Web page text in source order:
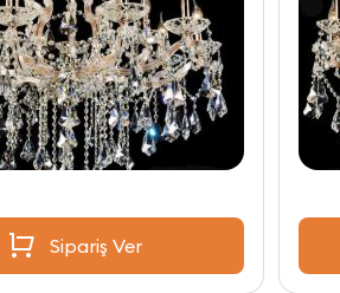
Sipariş Ver